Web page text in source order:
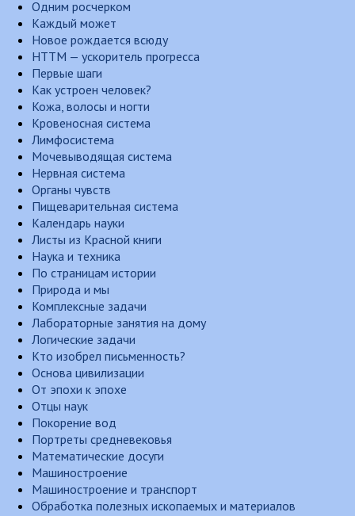
Одним росчерком
Каждый может
Новое рождается всюду
НТТМ — ускоритель прогресса
Первые шаги
Как устроен человек?
Кожа, волосы и ногти
Кровеносная система
Лимфосистема
Мочевыводящая система
Нервная система
Органы чувств
Пищеварительная система
Календарь науки
Листы из Красной книги
Наука и техника
По страницам истории
Природа и мы
Комплексные задачи
Лабораторные занятия на дому
Логические задачи
Кто изобрел письменность?
Основа цивилизации
От эпохи к эпохе
Отцы наук
Покорение вод
Портреты средневековья
Математические досуги
Машиностроение
Машиностроение и транспорт
Обработка полезных ископаемых и материалов